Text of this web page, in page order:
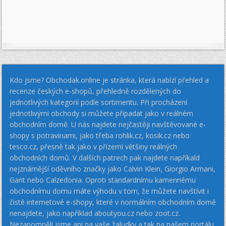
Kdo jsme? Obchodak.online je stránka, která nabízí přehled a
recenze českých e-shopů, přehledně rozdělených do
jednotlivých kategorií podle sortimentu. Při procházení
jednotlivými obchody si můžete připadat jako v reálném
obchodním domě. U nás najdete nejčastěji navštěvované e-
shopy s potravinami, jako třeba rohlik.cz, kosik.cz nebo
tesco.cz, přesně tak jako v přízemí většiny reálných
obchodních domů. V dalších patrech pak najdete napříkald
nejznámější oděvního značky jako Calvin Klein, Giorgio Armani,
Gant nebo Calzedonia. Oproti standardnímu kamennému
obchodnímu domu máte výhodu v tom, že můžete navštívit i
čistě internetové e-shopy, které v normálním obchodním domě
nenajdete, jako například aboutyou.cz nebo zoot.cz.
Nezapomněli jsme ani na vaše žaludky a tak na našem portálu